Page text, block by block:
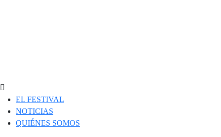
EL FESTIVAL
NOTICIAS
QUIÉNES SOMOS